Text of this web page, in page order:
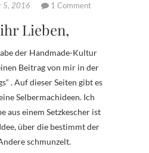
5, 2016 1 Comment
Lieben,
der Handmade-Kultur
Beitrag von mir in der
. Auf dieser Seiten gibt es
Selbermachideen. Ich
aus einem Setzkescher ist
über die bestimmt der
schmunzelt.